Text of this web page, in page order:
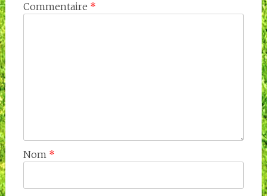
Commentaire *
Nom *